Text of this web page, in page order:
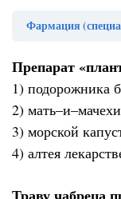
Фармация
Препарат
1) подорожника
2) мать–и–мачехи
3) морской
4) алтея